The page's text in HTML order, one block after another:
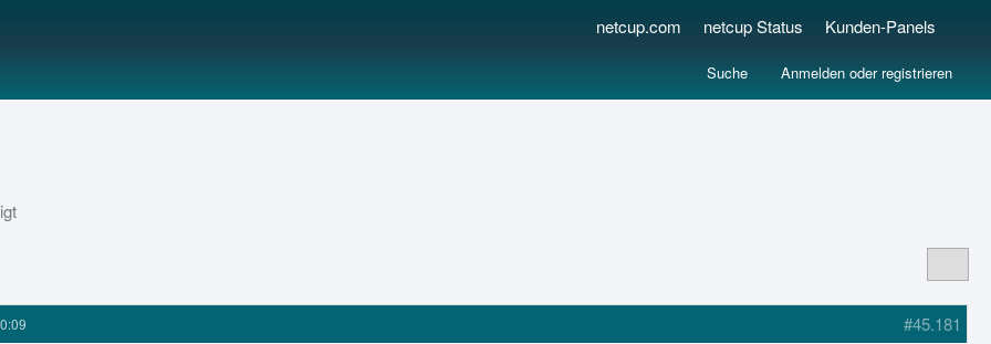
netcup.com netcup Status Kunden-Panels
Anmelden oder registrieren
Suche
#45.181